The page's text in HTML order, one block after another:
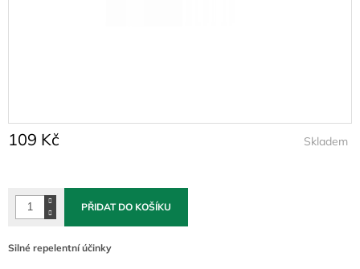
109 Kč Skladem
PŘIDAT DO KOŠÍKU
Silné repelentní účinky